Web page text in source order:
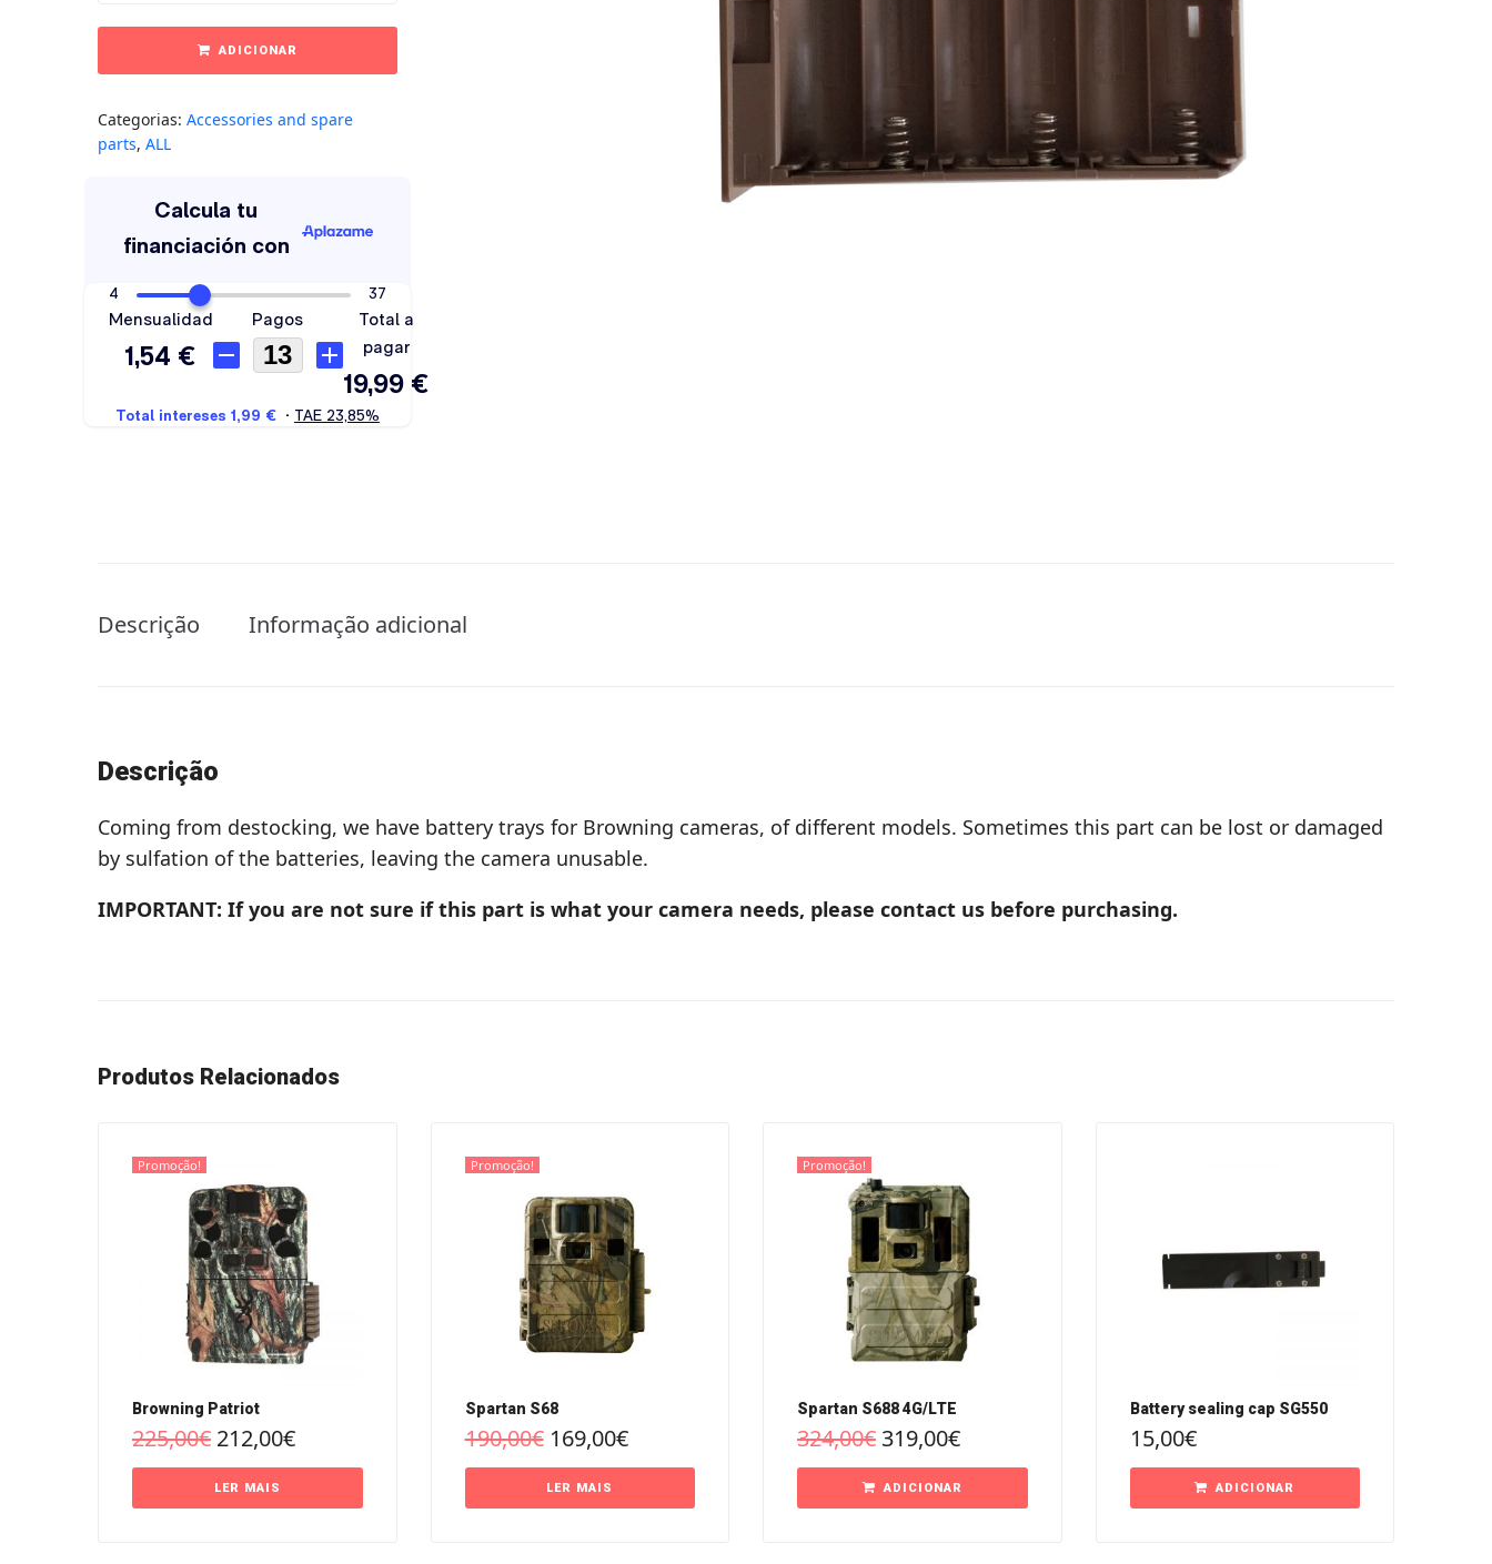
ADICIONAR
Categorias: Accessories and spare
parts, ALL
Descrição Informação adicional
Descrição
Coming from destocking, we have battery trays for Browning cameras, of different models. Sometimes this part can be lost or damaged
by sulfation of the batteries, leaving the camera unusable.
IMPORTANT: If you are not sure if this part is what your camera needs, please contact us before purchasing.
Produtos Relacionados
Promoção!
Browning Patriot
225,00€ 212,00€
LER MAIS
Promoção!
Spartan S68
190,00€ 169,00€
LER MAIS
Promoção!
Spartan S688 4G/LTE
324,00€ 319,00€
ADICIONAR
Battery sealing cap SG550
15,00€
ADICIONAR